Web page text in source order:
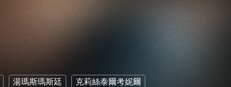
湯瑪斯瑪斯廷 克莉絲泰爾考妮爾